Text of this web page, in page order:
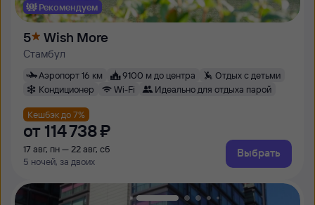
Рекомендуем
5 Wish More
Стамбул
Аэропорт 16 км 9100 м до центра
Отдых с детьми
Кондиционер
Wi-Fi Идеально для отдыха парой
Кешбэк до 7%
от 114 ⁠738 ⁠₽
17 авг, пн — 22 авг, сб
5 ночей, за двоих
Выбрать